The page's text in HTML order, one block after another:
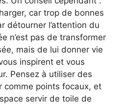
car trop de bonnes
détourner l’attention du
n’est pas de transformer
mais de lui donner vie
inspirent et vous
Pensez à utiliser des
points focaux, et
servir de toile de